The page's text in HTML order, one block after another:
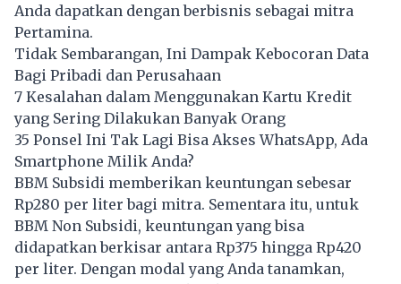
Anda dapatkan dengan berbisnis sebagai mitra
Pertamina.
Tidak Sembarangan, Ini Dampak Kebocoran Data
Bagi Pribadi dan Perusahaan
7 Kesalahan dalam Menggunakan Kartu Kredit
yang Sering Dilakukan Banyak Orang
35 Ponsel Ini Tak Lagi Bisa Akses WhatsApp, Ada
Smartphone Milik Anda?
BBM Subsidi memberikan keuntungan sebesar
Rp280 per liter bagi mitra. Sementara itu, untuk
BBM Non Subsidi, keuntungan yang bisa
didapatkan berkisar antara Rp375 hingga Rp420
per liter. Dengan modal yang Anda tanamkan,